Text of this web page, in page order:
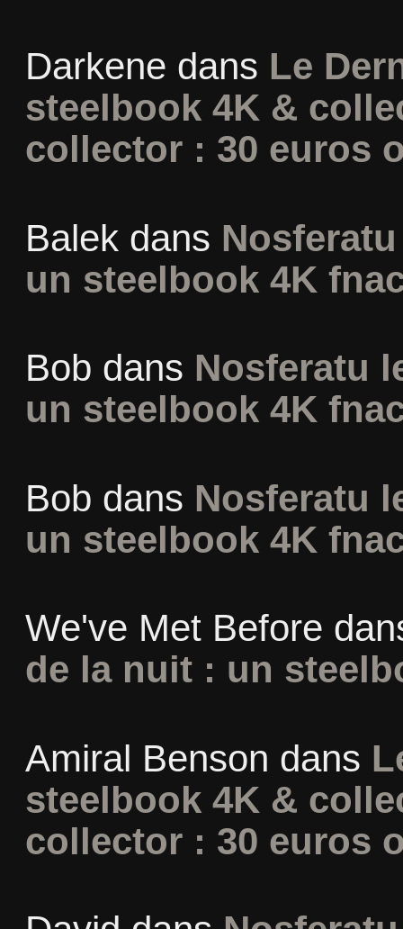
Darkene dans Le
steelbook 4K &
collector : 30 euros
Balekdans
un steelbook 4K
Bob dans Nosferatu
un steelbook 4K
Bob dans Nosferatu
un steelbook 4K
We've Met Before
de la nuit : un
Amiral Benson dans
steelbook 4K &
collector : 30 euros